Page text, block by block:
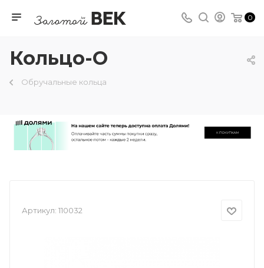
0
Кольцо-О
Обручальные кольца
Артикул: 110032